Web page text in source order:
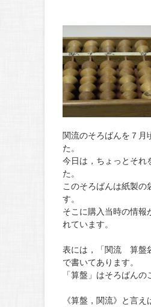
関流のそろばんを７月
た。
今日は，ちょっとそれ
た。
このそろばんは紙製の
す。
そこに購入当時の情報
れています。
表には，「関流 算盤
で書いてあります。
「算盤」はそろばんの
《算盤，関流》と言